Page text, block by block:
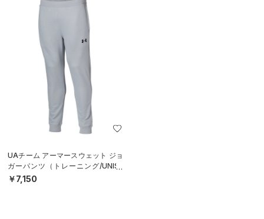
UAチーム アーマースウェット ジョ
ガーパンツ（トレーニング/UNISE
X）
￥7,150